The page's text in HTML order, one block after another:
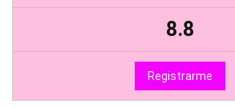
8.8
Registrarme